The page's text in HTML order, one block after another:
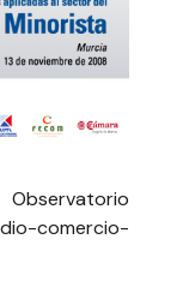
comercio-